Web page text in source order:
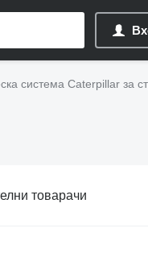
система Caterpillar за
товарачи